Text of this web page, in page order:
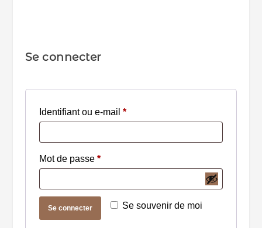
Se connecter
Identifiant ou e-mail *O
i
a
Mot de passe *O
l
Se souvenir de moi
Se connecter